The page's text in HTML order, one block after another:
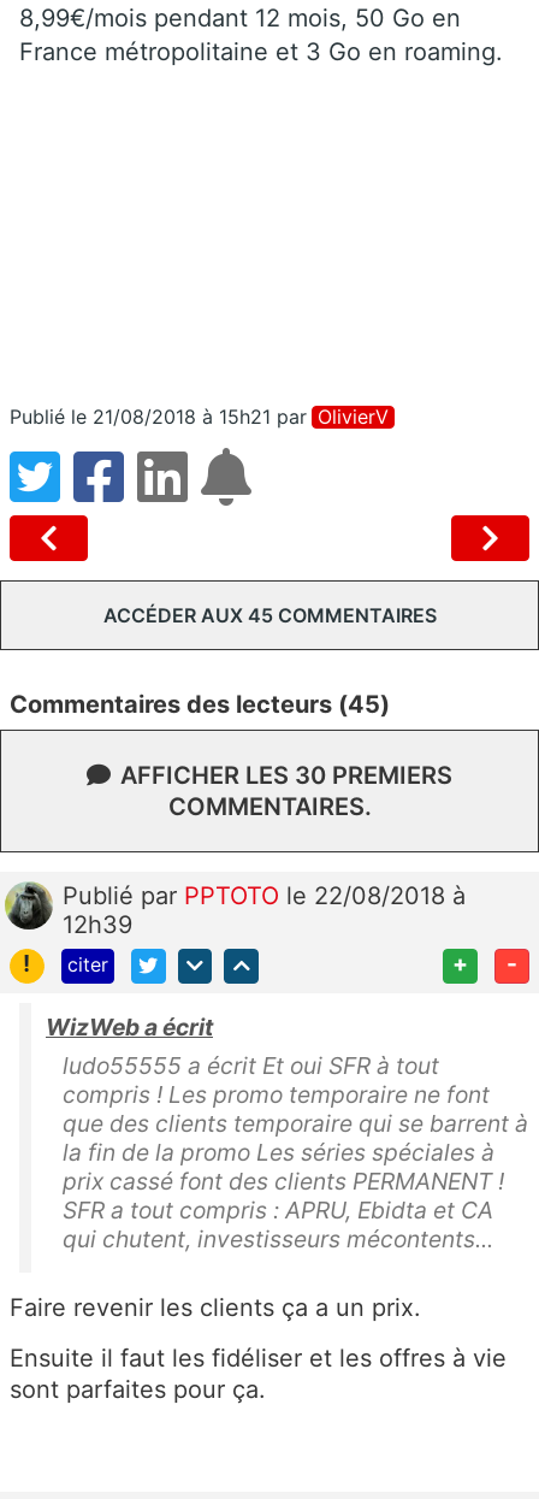
8,99€/mois pendant 12 mois, 50 Go en
France métropolitaine et 3 Go en roaming.
Publié le 21/08/2018 à 15h21 par OlivierV
ACCÉDER AUX 45 COMMENTAIRES
Commentaires des lecteurs (45)
AFFICHER LES 30 PREMIERS
COMMENTAIRES.
Publié par PPTOTO le 22/08/2018 à
12h39
!
citer + -
WizWeb a écrit
ludo55555 a écrit Et oui SFR à tout
compris ! Les promo temporaire ne font
que des clients temporaire qui se barrent à
la fin de la promo Les séries spéciales à
prix cassé font des clients PERMANENT !
SFR a tout compris : APRU, Ebidta et CA
qui chutent, investisseurs mécontents...
Faire revenir les clients ça a un prix.
Ensuite il faut les fidéliser et les offres à vie
sont parfaites pour ça.